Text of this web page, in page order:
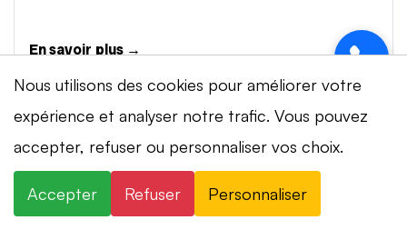
En savoir plus →
Vidéosurveillance à Mont-Tramelan
Installation de systèmes de vidéosurveillance à
{city} : caméras IP 4K, visionnage smartphone,
Nous utilisons des cookies pour améliorer votre
expérience et analyser notre trafic. Vous pouvez
accepter, refuser ou personnaliser vos choix.
Accepter Refuser Personnaliser
⚡ Intervention en 20 min· 24h/24 · 7j/7 ·
Devis gratuit
+41 78 319 32 82
WhatsApp